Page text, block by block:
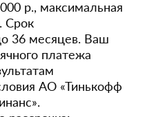
р., максимальная
Срок
36 месяцев. Ваш
платежа
АО «Тинькофф